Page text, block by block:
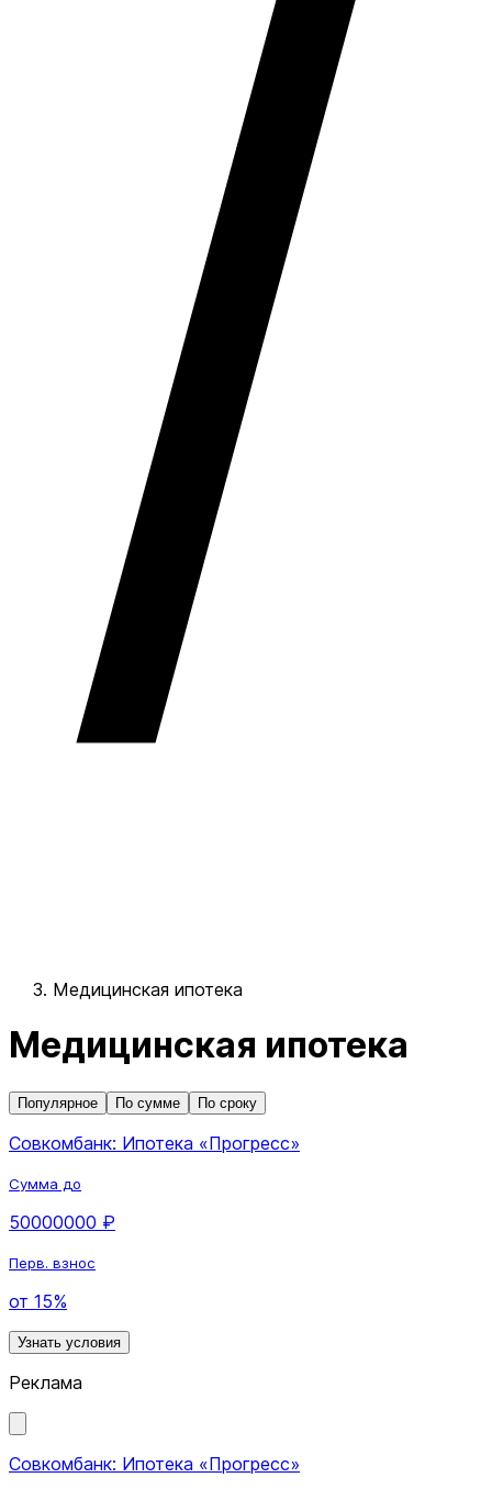
Медицинская ипотека
Медицинская ипотека
Популярное По сумме По сроку
Совкомбанк: Ипотека «Прогресс»
Сумма до
50000000 ₽
Перв. взнос
от 15%
Узнать условия
Реклама
Совкомбанк: Ипотека «Прогресс»